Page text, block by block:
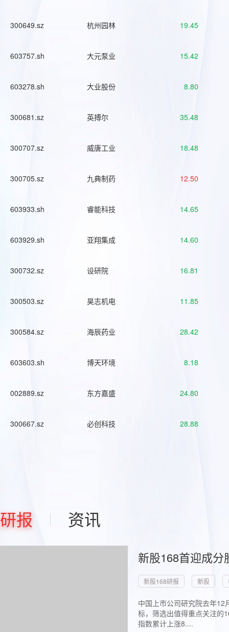
300649.sz 杭州园林 19.45
603757.sh 大元泵业 15.42
603278.sh 大业股份 8.80
300681.sz 英搏尔 35.48
300707.sz 威唐工业 18.48
300705.sz 九典制药 12.50
603933.sh 睿能科技 14.65
603929.sh 亚翔集成 14.60
300732.sz 设研院 16.81
300503.sz 昊志机电 11.85
300584.sz 海辰药业 28.42
603603.sh 博天环境 8.18
002889.sz 东方嘉盛 24.80
300667.sz 必创科技 28.88
研报 资讯
新股168首迎成
新股168研报 新股
中国上市公司研究院去年
标，筛选出值得重点关注的
指数累计上涨8....